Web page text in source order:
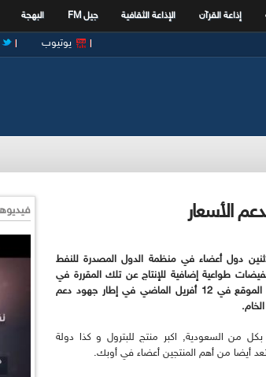
إذاعة القرآن الإذاعة الثقافية جيل FM البهجة
يوتيوب
الأسعار
دول أعضاء في منظمة الدول المصدرة للنفط
طواعية إضافية للإنتاج عن تلك المقررة في
اتفاق أوبك+ الموقع في 12 أفريل الماضي في إطار جهود دعم
بكل من السعودية, اكبر منتج للبترول و كذا دولة
أيضا من أهم المنتجين أعضاء في أوبك.